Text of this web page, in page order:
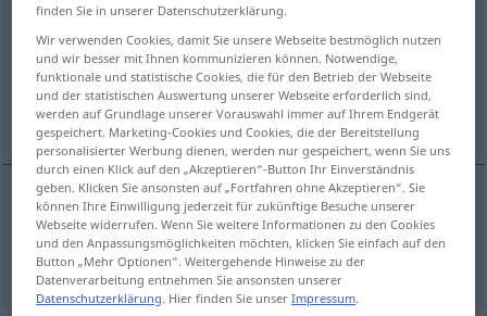
Übersicht aller Übersetzungen
(Für mehr Details die Übersetzung anklicken/antippen)
installed, mounted, built-in
installed,mounted,built-in (ATTR) eingebaut
finden Sie in unserer Datenschutzerklärung.
Wir verwenden Cookies, damit Sie unsere Webseite bestmöglich nutzen
und wir besser mit Ihnen kommunizieren können. Notwendige,
funktionale und statistische Cookies, die für den Betrieb der Webseite
und der statistischen Auswertung unserer Webseite erforderlich sind,
werden auf Grundlage unserer Vorauswahl immer auf Ihrem Endgerät
gespeichert. Marketing-Cookies und Cookies, die der Bereitstellung
personalisierter Werbung dienen, werden nur gespeichert, wenn Sie uns
durch einen Klick auf den „Akzeptieren“-Button Ihr Einverständnis
geben. Klicken Sie ansonsten auf „Fortfahren ohne Akzeptieren“. Sie
können Ihre Einwilligung jederzeit für zukünftige Besuche unserer
Webseite widerrufen. Wenn Sie weitere Informationen zu den Cookies
und den Anpassungsmöglichkeiten möchten, klicken Sie einfach auf den
Button „Mehr Optionen“. Weitergehende Hinweise zu der
Datenverarbeitung entnehmen Sie ansonsten unserer
Datenschutzerklärung. Hier finden Sie unserImpressum.